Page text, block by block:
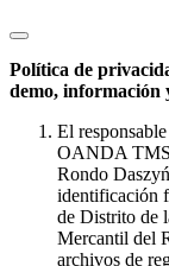
Política de
demo, información
El
OANDA TMS
Rondo
identificación
de Distrito de
Mercantil del
archivos de